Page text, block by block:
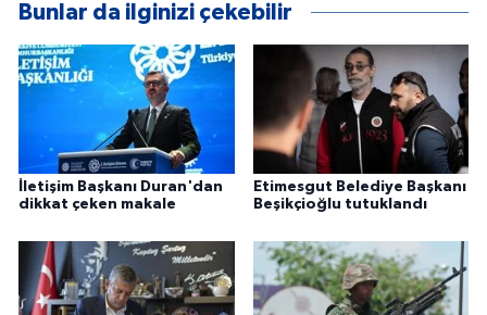
Bunlar da ilginizi çekebilir
İletişim Başkanı Duran'dan
dikkat çeken makale
Etimesgut Belediye Başkanı
Beşikçioğlu tutuklandı